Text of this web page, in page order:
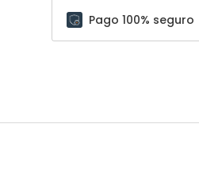
Pago 100% seguro